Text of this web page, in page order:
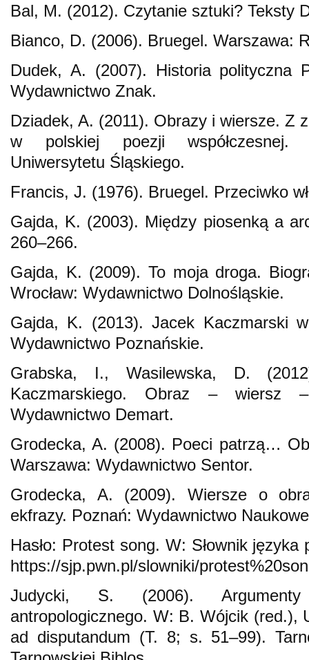
Bal, M. (2012). Czytanie sztuki? Teksty
Bianco, D. (2006). Bruegel. Warszawa:
Dudek, A. (2007). Historia polityczna
Wydawnictwo Znak.
Dziadek, A. (2011). Obrazy i wiersze. Z
w polskiej poezji współczesnej.
Uniwersytetu Śląskiego.
Francis, J. (1976). Bruegel. Przeciwko
Gajda, K. (2003). Między piosenką a
260–266.
Gajda, K. (2009). To moja droga.
Wrocław: Wydawnictwo Dolnośląskie.
Gajda, K. (2013). Jacek Kaczmarski
Wydawnictwo Poznańskie.
Grabska, I., Wasilewska, D.
Kaczmarskiego. Obraz – wiersz
Wydawnictwo Demart.
Grodecka, A. (2008). Poeci patrzą…
Warszawa: Wydawnictwo Sentor.
Grodecka, A. (2009). Wiersze o
ekfrazy. Poznań: Wydawnictwo
Hasło: Protest song. W: Słownik
https://sjp.pwn.pl/slowniki/
Judycki, S. (2006).
antropologicznego. W: B. Wójcik (red.),
ad disputandum (T. 8; s. 51–99).